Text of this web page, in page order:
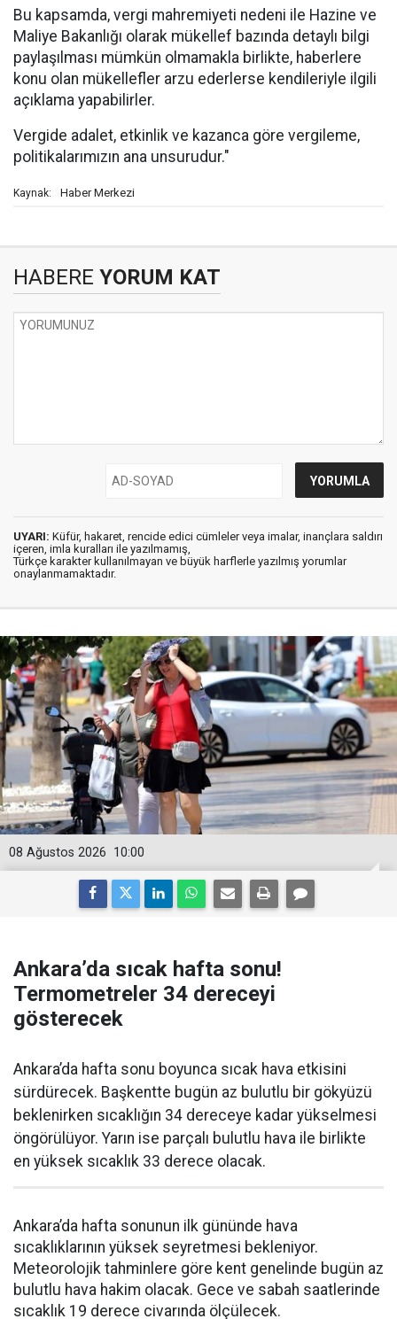
Bu kapsamda, vergi mahremiyeti nedeni ile Hazine ve
Maliye Bakanlığı olarak mükellef bazında detaylı bilgi
paylaşılması mümkün olmamakla birlikte, haberlere
konu olan mükellefler arzu ederlerse kendileriyle ilgili
açıklama yapabilirler.
Vergide adalet, etkinlik ve kazanca göre vergileme,
politikalarımızın ana unsurudur."
Kaynak: Haber Merkezi
HABERE YORUM KAT
UYARI: Küfür, hakaret, rencide edici cümleler veya imalar, inançlara saldırı
içeren, imla kuralları ile yazılmamış,
Türkçe karakter kullanılmayan ve büyük harflerle yazılmış yorumlar
onaylanmamaktadır.
10:00
08 Ağustos 2026
Ankara’da sıcak hafta sonu!
Termometreler 34 dereceyi
gösterecek
Ankara’da hafta sonu boyunca sıcak hava etkisini
sürdürecek. Başkentte bugün az bulutlu bir gökyüzü
beklenirken sıcaklığın 34 dereceye kadar yükselmesi
öngörülüyor. Yarın ise parçalı bulutlu hava ile birlikte
en yüksek sıcaklık 33 derece olacak.
Ankara’da hafta sonunun ilk gününde hava
sıcaklıklarının yüksek seyretmesi bekleniyor.
Meteorolojik tahminlere göre kent genelinde bugün az
bulutlu hava hakim olacak. Gece ve sabah saatlerinde
sıcaklık 19 derece civarında ölçülecek.